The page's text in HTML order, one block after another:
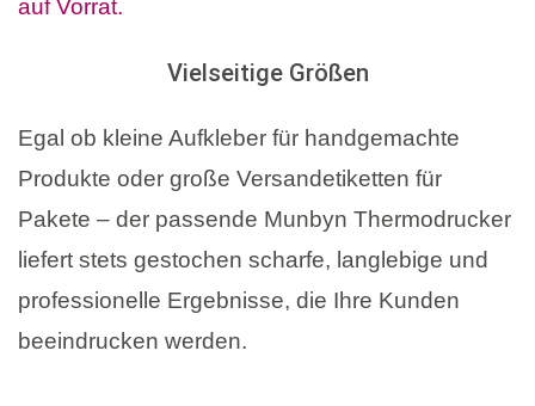
Vielseitige Größen
Egal ob kleine Aufkleber für handgemachte
Produkte oder große Versandetiketten für
Pakete – der passende Munbyn Thermodrucker
liefert stets gestochen scharfe, langlebige und
professionelle Ergebnisse, die Ihre Kunden
beeindrucken werden.